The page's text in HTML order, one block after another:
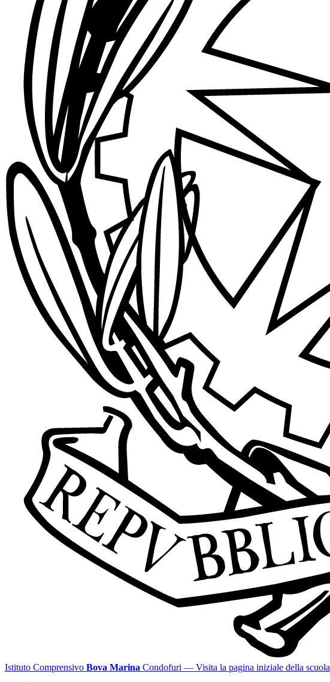
Istituto Comprensivo Bova Marina Condofuri — Visita la pagina iniziale della scuola